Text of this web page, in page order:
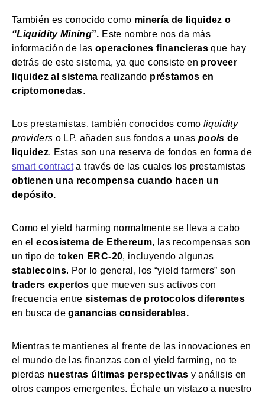
También es conocido como minería de liquidez o
“Liquidity Mining”. Este nombre nos da más
información de las operaciones financieras que hay
detrás de este sistema, ya que consiste en proveer
liquidez al sistema realizando préstamos en
criptomonedas.
Los prestamistas, también conocidos como liquidity
providers o LP, añaden sus fondos a unas pools de
liquidez. Estas son una reserva de fondos en forma de
smart contracta través de las cuales los prestamistas
obtienen una recompensa cuando hacen un
depósito.
Como el yield harming normalmente se lleva a cabo
en elecosistema de Ethereum, las recompensas son
un tipo de token ERC-20, incluyendo algunas
stablecoins. Por lo general, los “yield farmers” son
traders expertos que mueven sus activos con
frecuencia entresistemas de protocolos diferentes
en busca deganancias considerables.
Mientras te mantienes al frente de las innovaciones en
el mundo de las finanzas con el yield farming, no te
pierdas nuestras últimas perspectivas y análisis en
otros campos emergentes. Échale un vistazo a nuestro